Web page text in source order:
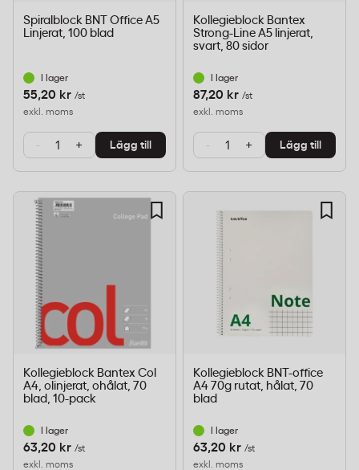
Spiralblock BNT Office A5
Linjerat, 100 blad
I lager
55,20 kr /st
exkl. moms
- + Lägg till
Kollegieblock Bantex
Strong-Line A5 linjerat,
svart, 80 sidor
I lager
87,20 kr /st
exkl. moms
- + Lägg till
Kollegieblock Bantex Col
A4, olinjerat, ohålat, 70
blad, 10-pack
I lager
63,20 kr /st
exkl. moms
Kollegieblock BNT-office
A4 70g rutat, hålat, 70
blad
I lager
63,20 kr /st
exkl. moms